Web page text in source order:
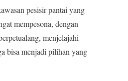
pesisir pantai yang
mempesona, dengan
menjelajahi
bisa menjadi pilihan yang